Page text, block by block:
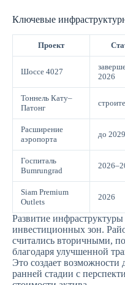
Ключевые
Проект
Шоссе 4027
2026
Тоннель Кату–
Патонг
Расширение
аэропорта
до 2029
Госпиталь
Bumrungrad
Siam Premium
Outlets
2026
Развитие инфраструктуры
инвестиционных зон.
считались вторичными,
благодаря улучшенной
Это создает возможности
ранней стадии с